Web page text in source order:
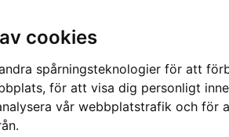
cookies
spårningsteknologier för att
för att visa dig personligt
vår webbplatstrafik och för